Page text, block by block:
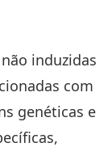
induzidas
com
genéticas e